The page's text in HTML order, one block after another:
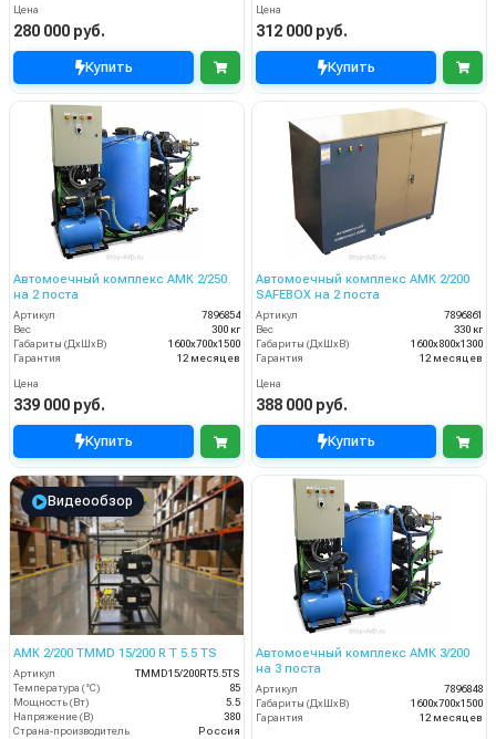
Цена
280 000 руб.
Купить
Цена
312 000 руб.
Купить
Автомоечный комплекс АМК 2/250
на 2 поста
Артикул
7896854
Вес
300 кг
Габариты (ДхШхВ)
1600х700х1500
Гарантия
12 месяцев
Цена
339 000 руб.
Купить
Автомоечный комплекс АМК 2/200
SAFEBOX на 2 поста
Артикул
7896861
Вес
330 кг
Габариты (ДхШхВ)
1600х800х1300
Гарантия
12 месяцев
Цена
388 000 руб.
Купить
Видеообзор
АМК 2/200 TMMD 15/200 R T 5.5 TS
Артикул
TMMD15/200RT5.5TS
Температура (°C)
85
Мощность (Вт)
5.5
Напряжение (В)
380
Страна-производитель
Россия
Автомоечный комплекс АМК 3/200
на 3 поста
Артикул
7896848
Габариты (ДхШхВ)
1600х700х1500
Гарантия
12 месяцев